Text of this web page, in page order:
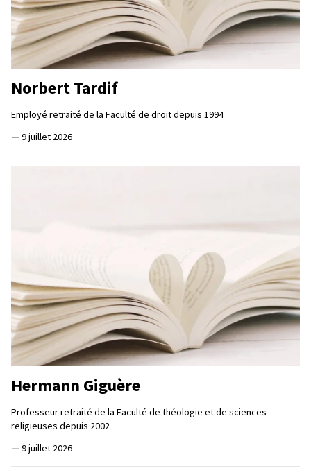
Norbert Tardif
Employé retraité de la Faculté de droit depuis 1994
— 9 juillet 2026
Hermann Giguère
Professeur retraité de la Faculté de théologie et de sciences
religieuses depuis 2002
— 9 juillet 2026